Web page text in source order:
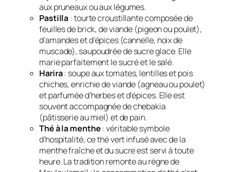
aux pruneaux ou aux légumes.
Pastilla: tourte croustillante composée de
feuilles de brick, de viande (pigeon ou poulet),
d’amandes et d’épices (cannelle, noix de
muscade), saupoudrée de sucre glace. Elle
marie parfaitement le sucré et le salé.
Harira: soupe aux tomates, lentilles et pois
chiches, enrichie de viande (agneau ou poulet)
et parfumée d’herbes et d’épices. Elle est
souvent accompagnée de chebakia
(pâtisserie au miel) et de pain.
Thé à la menthe: véritable symbole
d’hospitalité, ce thé vert infusé avec de la
menthe fraîche et du sucre est servi à toute
heure. La tradition remonte au règne de